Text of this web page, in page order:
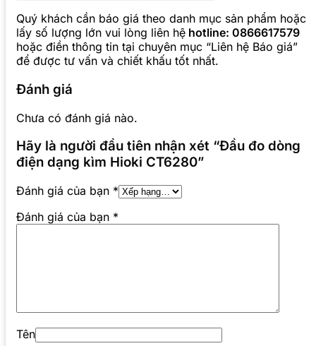
Quý khách cần báo giá theo danh mục sản phẩm hoặc
lấy số lượng lớn vui lòng liên hệ hotline: 0866617579
hoặc điền thông tin tại chuyên mục “Liên hệ Báo giá”
để được tư vấn và chiết khấu tốt nhất.
Đánh giá
Chưa có đánh giá nào.
Hãy là người đầu tiên nhận xét “Đầu đo dòng
điện dạng kìm Hioki CT6280”
Đánh giá của bạn *
Đánh giá của bạn *
Tên